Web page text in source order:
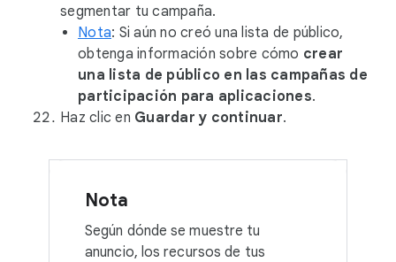
segmentar tu campaña.
Nota: Si aún no creó una lista de público,
obtenga información sobre cómo crear
una lista de público en las campañas de
participación para aplicaciones.
Haz clic en Guardar y continuar.
Nota
Según dónde se muestre tu
anuncio, los recursos de tus